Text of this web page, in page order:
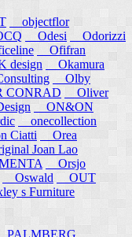
objectflor
Odesi
Odorizzi
Ofifran
design
Okamura
Olby
Oliver
ON&ON
onecollection
Ciatti
Orea
Joan Lao
Orsjo
Oswald
OUT
s Furniture